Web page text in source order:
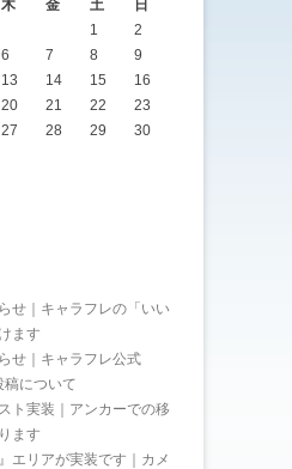
木 金 土
日
1
2
6 7 8
9
13 14 15
16
20 21 22
23
27 28 29
30
せ｜キャラフレの「いい
ます
せ｜キャラフレ公式
稿について
ト実装｜アンカーでの移
ます
エリアが実装です｜カメ